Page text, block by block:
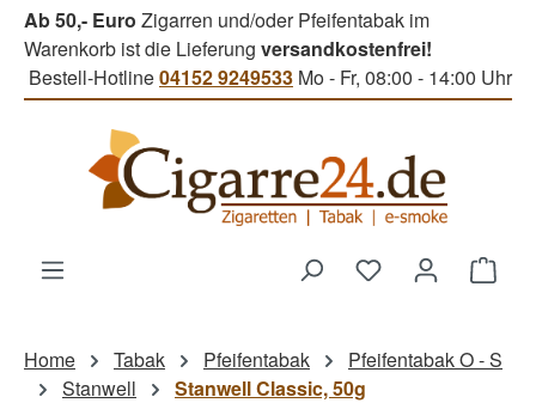
Zum Hauptinhalt springen
Ab 50,- Euro Zigarren und/oder Pfeifentabak im
Warenkorb ist die Lieferung versandkostenfrei!
Bestell-Hotline04152 9249533 Mo - Fr, 08:00 - 14:00 Uhr
Du hast 0
Home Tabak Pfeifentabak
Pfeifentabak O - S
Stanwell
Stanwell Classic, 50g